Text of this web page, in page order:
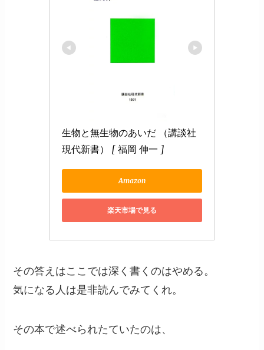
生物と無生物のあいだ （講談社
現代新書） [ 福岡 伸一 ]
Amazon
楽天市場で見る
その答えはここでは深く書くのはやめる。
気になる人は是非読んでみてくれ。
その本で述べられたていたのは、